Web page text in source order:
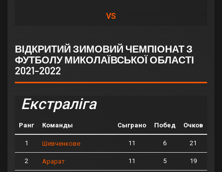
VS
ВІДКРИТИЙ ЗИМОВИЙ ЧЕМПІОНАТ З
ФУТБОЛУ МИКОЛАЇВСЬКОЇ ОБЛАСТІ
2021-2022
Екстраліга
Ранг Команды Сыграно Побед Очков
1 Шевченкове 11 6 21
2 Арарат 11 5 19